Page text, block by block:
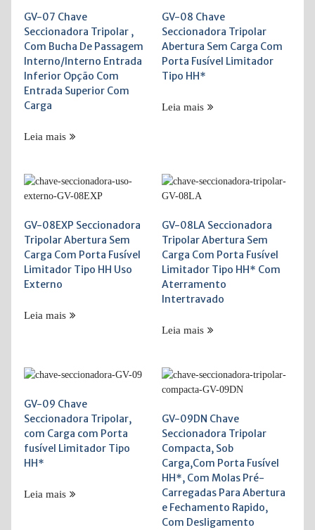
GV-07 Chave
Seccionadora Tripolar ,
Com Bucha De Passagem
Interno/Interno Entrada
Inferior Opção Com
Entrada Superior Com
Carga
Leia mais
GV-08 Chave
Seccionadora Tripolar
Abertura Sem Carga Com
Porta Fusível Limitador
Tipo HH*
Leia mais
GV-08EXP Seccionadora
Tripolar Abertura Sem
Carga Com Porta Fusível
Limitador Tipo HH Uso
Externo
Leia mais
GV-08LA Seccionadora
Tripolar Abertura Sem
Carga Com Porta Fusível
Limitador Tipo HH* Com
Aterramento
Intertravado
Leia mais
GV-09 Chave
Seccionadora Tripolar,
com Carga com Porta
fusível Limitador Tipo
HH*
Leia mais
GV-09DN Chave
Seccionadora Tripolar
Compacta, Sob
Carga,Com Porta Fusível
HH*, Com Molas Pré-
Carregadas Para Abertura
e Fechamento Rapido,
Com Desligamento